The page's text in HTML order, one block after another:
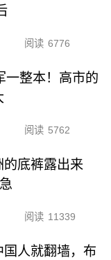
阅读 6776
一整本！高市的
阅读 5762
底裤露出来
阅读 11339
国人就翻墙，布